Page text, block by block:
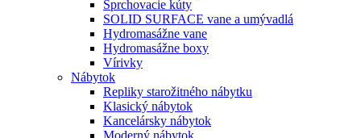
Sprchovacie kúty
SOLID SURFACE vane a umývadlá
Hydromasážne vane
Hydromasážne boxy
Vírivky
Nábytok
Repliky starožitného nábytku
Klasický nábytok
Kancelársky nábytok
Moderný nábytok